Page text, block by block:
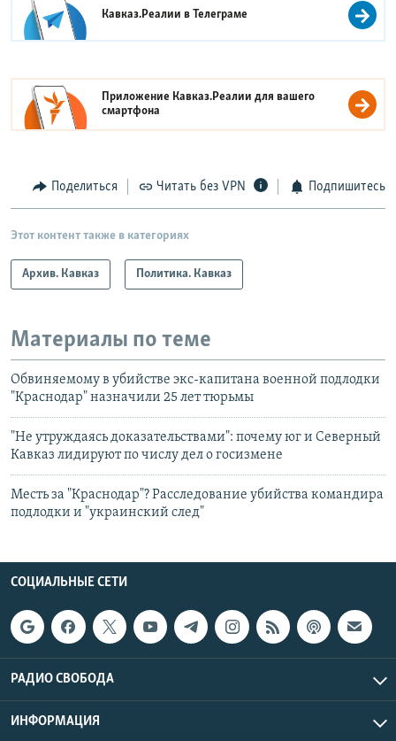
Кавказ.Реалии вТелеграме
Приложение Кавказ.Реалии для вашего
смартфона
Поделиться Читать без VPN Подпишитесь
Этот контент также в категориях
Архив. Кавказ Политика. Кавказ
Материалы по теме
Обвиняемому в убийстве экс-капитана военной подлодки
"Краснодар" назначили 25 лет тюрьмы
"Не утруждаясь доказательствами": почему юг и Северный
Кавказ лидируют по числу дел о госизмене
Месть за "Краснодар"? Расследование убийства командира
подлодки и "украинский след"
СОЦИАЛЬНЫЕ СЕТИ
РАДИО СВОБОДА
ИНФОРМАЦИЯ